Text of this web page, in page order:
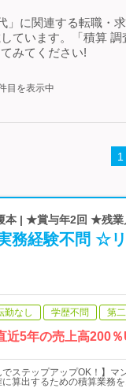
」に関連する転職・
ています。「積算
みてください!
目を表示中
1
本 | ★賞与年2回 ★残
務経験不問 ☆
勤なし 学歴不問 第
年の売上高200％
でステップアップOK！】
算出するための積算業務を